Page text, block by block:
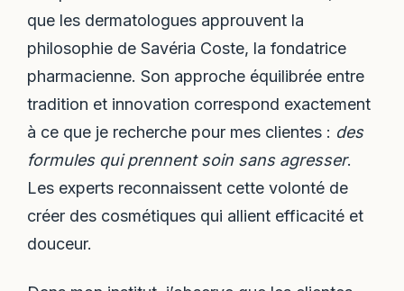
que les dermatologues approuvent la
philosophie de Savéria Coste, la fondatrice
pharmacienne. Son approche équilibrée entre
tradition et innovation correspond exactement
à ce que je recherche pour mes clientes : des
formules qui prennent soin sans agresser.
Les experts reconnaissent cette volonté de
créer des cosmétiques qui allient efficacité et
douceur.